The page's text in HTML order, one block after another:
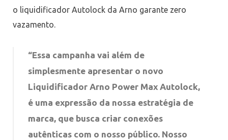
o liquidificador Autolock da Arno garante zero
vazamento.
“Essa campanha vai além de
simplesmente apresentar o novo
Liquidificador Arno Power Max Autolock,
é uma expressão da nossa estratégia de
marca, que busca criar conexões
autênticas com o nosso público. Nosso